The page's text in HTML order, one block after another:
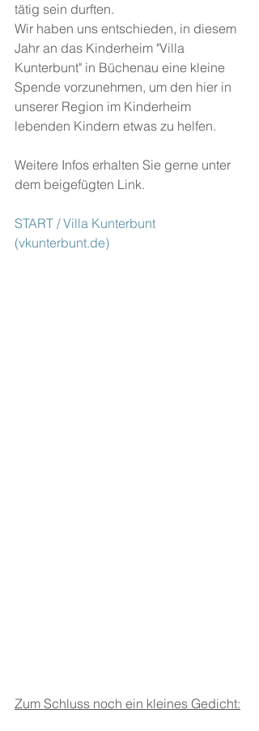
tätig sein durften.
Wir haben uns entschieden, in diesem
Jahr an das Kinderheim "Villa
Kunterbunt" in Büchenau eine kleine
Spende vorzunehmen, um den hier in
unserer Region im Kinderheim
lebenden Kindern etwas zu helfen.
Weitere Infos erhalten Sie gerne unter
dem beigefügten Link.
START / Villa Kunterbunt
(vkunterbunt.de)
Zum Schluss noch ein kleines Gedicht: